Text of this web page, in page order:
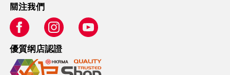
關注我們
優質纲店認證